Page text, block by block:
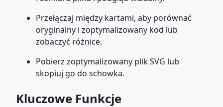
Przełączaj między kartami, aby porównać
oryginalny i zoptymalizowany kod lub
zobaczyć różnice.
Pobierz zoptymalizowany plik SVG lub
skopiuj go do schowka.
Kluczowe Funkcje